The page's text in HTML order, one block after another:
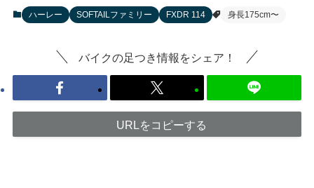
ハーレー SOFTAILファミリー FXDR 114 身長175cm〜
バイクの足つき情報をシェア！
URLをコピーする